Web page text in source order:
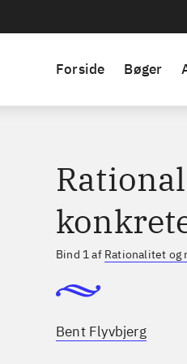
Forside Bøger
Bind 1 af Rationalitet og
Bent Flyvbjerg